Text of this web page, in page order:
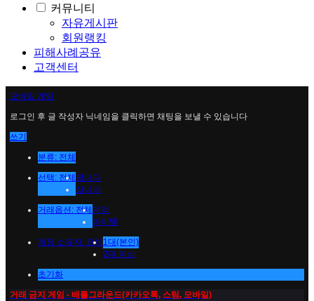
커뮤니티
자유게시판
회원랭킹
피해사례공유
고객센터
모바일 게임
로그인 후 글 작성자 닉네임을 클릭하면 채팅을 보낼 수 있습니다
쓰기
분류: 전체
선택: 전체 팝니다
삽니다
거래옵션: 전체 계정
아이템
계정 소유자: 전체 1대(본인)
2대 이상
초기화
거래 금지 게임 - 배틀그라운드(카카오톡, 스팀, 모바일)